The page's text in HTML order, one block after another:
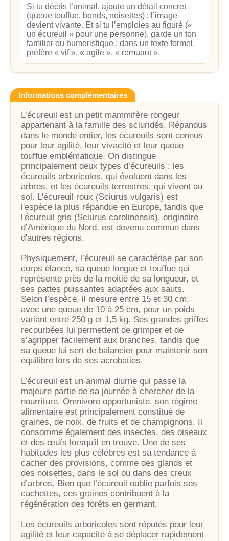
Si tu décris l’animal, ajoute un détail concret
(queue touffue, bonds, noisettes) : l’image
devient vivante. Et si tu l’emploies au figuré («
un écureuil » pour une personne), garde un ton
familier ou humoristique : dans un texte formel,
préfère « vif », « agile », « remuant ».
Informations complémentaires
L’écureuil est un petit mammifère rongeur
appartenant à la famille des sciuridés. Répandus
dans le monde entier, les écureuils sont connus
pour leur agilité, leur vivacité et leur queue
touffue emblématique. On distingue
principalement deux types d’écureuils : les
écureuils arboricoles, qui évoluent dans les
arbres, et les écureuils terrestres, qui vivent au
sol. L'écureuil roux (Sciurus vulgaris) est
l'espèce la plus répandue en Europe, tandis que
l'écureuil gris (Sciurus carolinensis), originaire
d’Amérique du Nord, est devenu commun dans
d'autres régions.
Physiquement, l’écureuil se caractérise par son
corps élancé, sa queue longue et touffue qui
représente près de la moitié de sa longueur, et
ses pattes puissantes adaptées aux sauts.
Selon l’espèce, il mesure entre 15 et 30 cm,
avec une queue de 10 à 25 cm, pour un poids
variant entre 250 g et 1,5 kg. Ses grandes griffes
recourbées lui permettent de grimper et de
s’agripper facilement aux branches, tandis que
sa queue lui sert de balancier pour maintenir son
équilibre lors de ses acrobaties.
L’écureuil est un animal diurne qui passe la
majeure partie de sa journée à chercher de la
nourriture. Omnivore opportuniste, son régime
alimentaire est principalement constitué de
graines, de noix, de fruits et de champignons. Il
consomme également des insectes, des oiseaux
et des œufs lorsqu'il en trouve. Une de ses
habitudes les plus célèbres est sa tendance à
cacher des provisions, comme des glands et
des noisettes, dans le sol ou dans des creux
d’arbres. Bien que l’écureuil oublie parfois ses
cachettes, ces graines contribuent à la
régénération des forêts en germant.
Les écureuils arboricoles sont réputés pour leur
agilité et leur capacité à se déplacer rapidement